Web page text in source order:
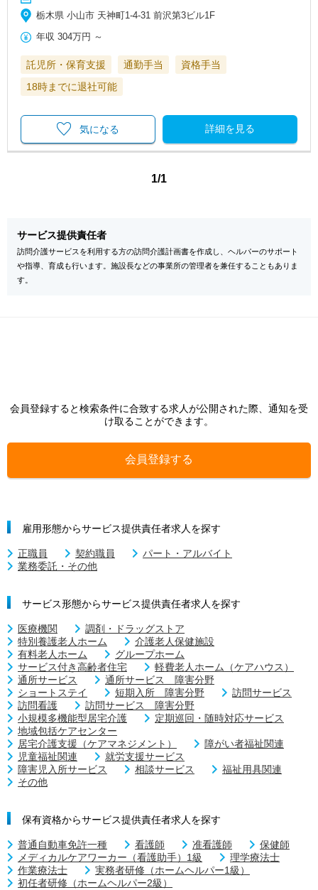
栃木県 小山市 天神町1-4-31 前沢第3ビル1F
年収 304万円 ～
託児所・保育支援 通勤手当
資格手当
18時までに退社可能
詳細を見る
気になる
1/1
サービス提供責任者
訪問介護サービスを利用する方の訪問介護計画書を作成し、ヘルパーのサポート
や指導、育成も行います。施設長などの事業所の管理者を兼任することもありま
す。
会員登録すると検索条件に合致する求人が公開された際、通知を受
け取ることができます。
会員登録する
雇用形態からサービス提供責任者求人を探す
正職員 契約職員
パート・アルバイト
業務委託・その他
サービス形態からサービス提供責任者求人を探す
医療機関
調剤・ドラッグストア
特別養護老人ホーム
介護老人保健施設
有料老人ホーム
グループホーム
サービス付き高齢者住宅
軽費老人ホーム（ケアハウス）
通所サービス
通所サービス 障害分野
ショートステイ
短期入所 障害分野
訪問サービス
訪問看護
訪問サービス 障害分野
小規模多機能型居宅介護
定期巡回・随時対応サービス
地域包括ケアセンター
居宅介護支援（ケアマネジメント）
障がい者福祉関連
児童福祉関連
就労支援サービス
障害児入所サービス
相談サービス
福祉用具関連
その他
保有資格からサービス提供責任者求人を探す
普通自動車免許一種 看護師 准看護師
保健師
メディカルケアワーカー（看護助手）1級
理学療法士
作業療法士
実務者研修（ホームヘルパー1級）
初任者研修（ホームヘルパー2級）